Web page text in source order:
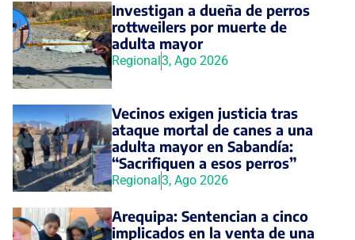
Investigan a dueña de perros
rottweilers por muerte de
adulta mayor
Regional 3, Ago 2026
Vecinos exigen justicia tras
ataque mortal de canes a una
adulta mayor en Sabandía:
“Sacrifiquen a esos perros”
Regional 3, Ago 2026
Arequipa: Sentencian a cinco
implicados en la venta de una